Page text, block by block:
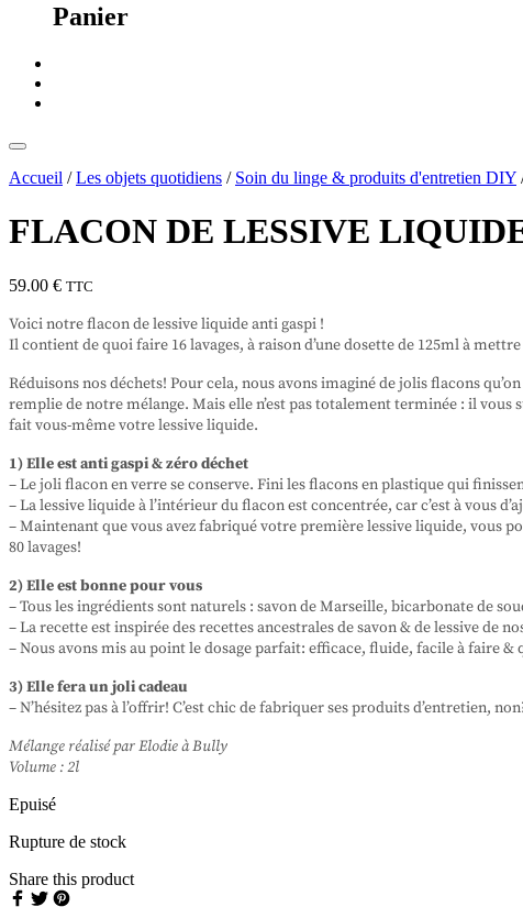
Panier
Accueil / Les objets quotidiens / Soin du linge & produits d'entretien DIY
FLACON DE LESSIVE
59.00 € TTC
Voici notre flacon de lessive liquide anti gaspi !
Il contient de quoi faire 16 lavages, à raison d’une dosette de 125ml à
Réduisons nos déchets! Pour cela, nous avons imaginé de jolis flacons
remplie de notre mélange. Mais elle n’est pas totalement terminée : il vous
fait vous-même votre lessive liquide.
1) Elle est anti gaspi & zéro déchet
– Le joli flacon en verre se conserve. Fini les flacons en plastique qui
– La lessive liquide à l’intérieur du flacon est concentrée, car c’est à vous
– Maintenant que vous avez fabriqué votre première lessive liquide, vous
80 lavages!
2) Elle est bonne pour vous
– Tous les ingrédients sont naturels : savon de Marseille, bicarbonate de
– La recette est inspirée des recettes ancestrales de savon & de lessive de
– Nous avons mis au point le dosage parfait: efficace, fluide, facile à faire
3) Elle fera un joli cadeau
– N’hésitez pas à l’offrir! C’est chic de fabriquer ses produits d’entretien,
Mélange réalisé par Elodie à Bully
Volume : 2l
Epuisé
Rupture de stock
Share this product